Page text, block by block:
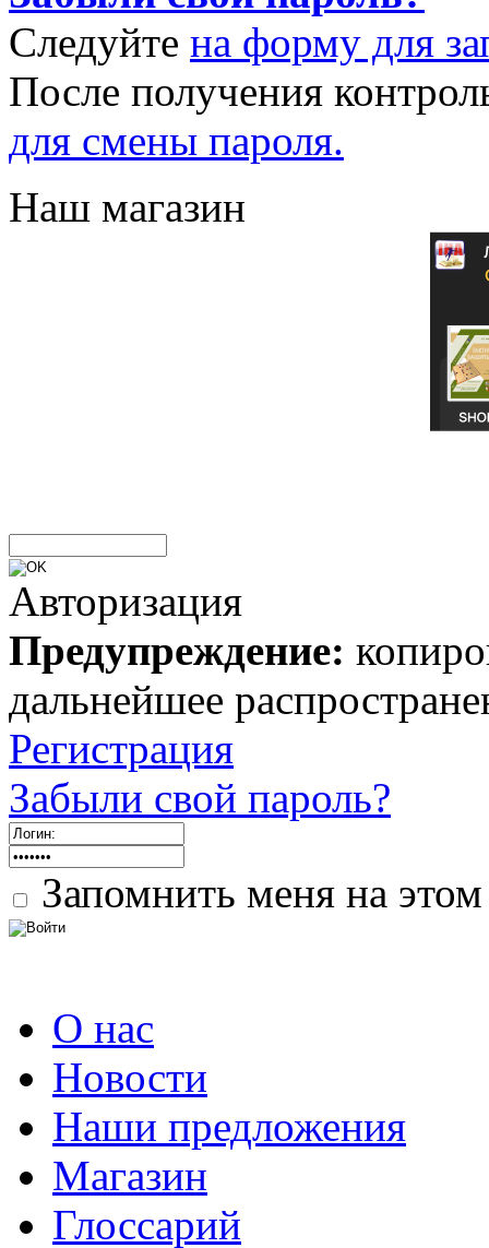
Следуйте на форму для
После получения
для смены пароля.
Наш магазин
Авторизация
Предупреждение:
дальнейшее
Регистрация
Забыли свой пароль?
Запомнить меня на
О нас
Новости
Наши предложения
Магазин
Глоссарий